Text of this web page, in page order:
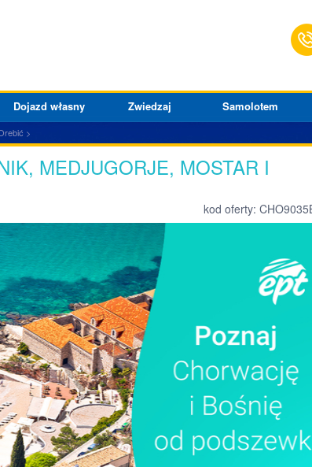
Dojazd własny Zwiedzaj Samolotem
MEDJUGORJE, MOSTAR I
kod oferty: